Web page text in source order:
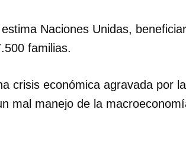
Naciones Unidas,
familias.
crisis económica agravada por
mal manejo de la